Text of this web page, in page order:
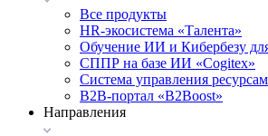
Все продукты
HR-экосистема «Талента»
Обучение ИИ и Кибербезу
СППР на базе ИИ «Cogitex»
Система управления
B2B-портал «B2Boost»
Направления